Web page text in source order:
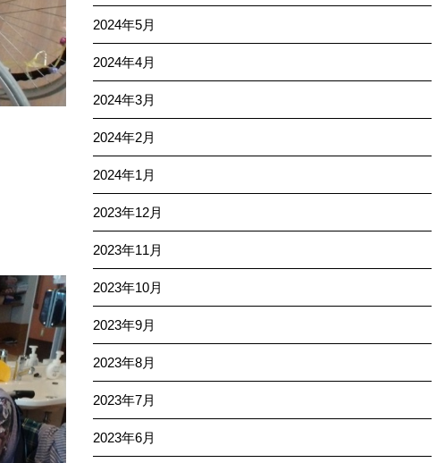
2024年5月
2024年4月
2024年3月
2024年2月
2024年1月
2023年12月
2023年11月
2023年10月
2023年9月
2023年8月
2023年7月
2023年6月